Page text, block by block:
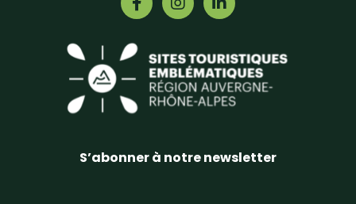
S’abonner à notre newsletter